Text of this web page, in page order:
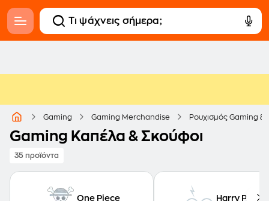
Gaming Gaming Merchandise Ρουχισμός Gaming &
Gaming Καπέλα & Σκούφοι
35 προϊόντα
One Piece Harry Potter